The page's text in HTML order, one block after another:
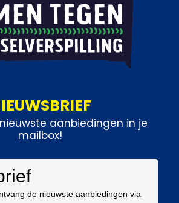
aanbiedingen in je
mailbox!
de nieuwste aanbiedingen via